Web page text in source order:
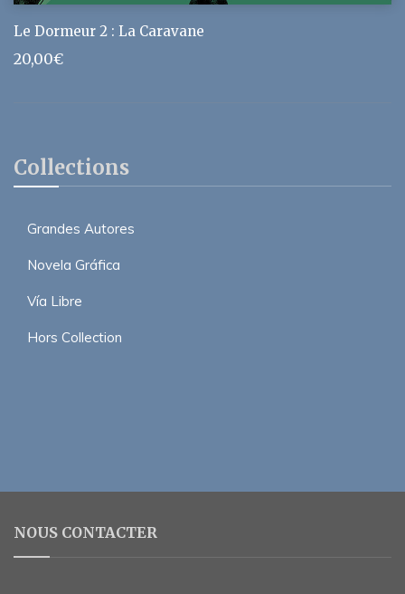
Collections
Grandes Autores
Novela Gráfica
Vía Libre
Hors Collection
Le Dormeur 2 : La Caravane
20,00€
NOUS CONTACTER